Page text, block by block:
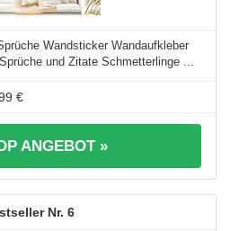
Wandsticker Wandaufkleber
und Zitate Schmetterlinge ...
€
ANGEBOT »
6